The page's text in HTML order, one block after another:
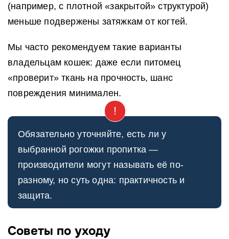
(например, с плотной «закрытой» структурой)
меньше подвержены затяжкам от когтей.
Мы часто рекомендуем такие варианты
владельцам кошек: даже если питомец
«проверит» ткань на прочность, шанс
повреждения минимален.
Обязательно уточняйте, есть ли у
выбранной рогожки пропитка —
производители могут называть её по-
разному, но суть одна: практичность и
защита.
Советы по уходу